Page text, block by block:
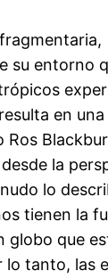
su entorno
en
Ros
la
lo
tienen la
globo que
lo tanto, las